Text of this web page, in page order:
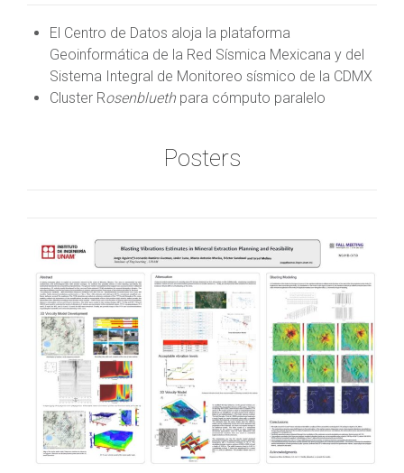
El Centro de Datos aloja la plataforma
Geoinformática de la Red Sísmica Mexicana y del
Sistema Integral de Monitoreo sísmico de la CDMX
Cluster Rosenblueth para cómputo paralelo
Posters